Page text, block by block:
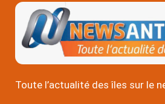
Toute l’actualité des îles sur le